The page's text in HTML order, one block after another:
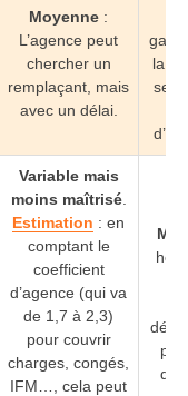
Moyenne :
L’agence peut
chercher un
remplaçant, mais
avec un délai.
la
Variable mais
moins maîtrisé.
Estimation : en
comptant le
coefficient
d’agence (qui va
de 1,7 à 2,3)
pour couvrir
charges, congés,
IFM…, cela peut